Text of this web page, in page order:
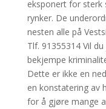
eksponert for sterk
rynker. De
nesten alle på
Tlf. 91355314 Vil
bekjempe
Dette er ikke en
en konstatering av
for å gjøre mange